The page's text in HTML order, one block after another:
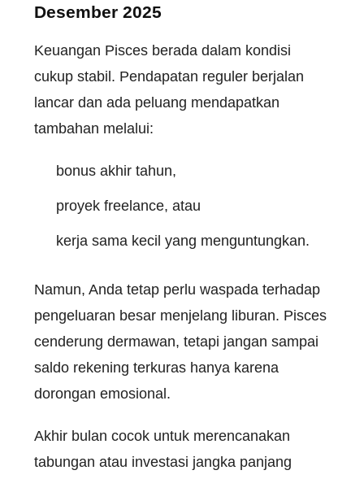
Desember 2025
Keuangan Pisces berada dalam kondisi
cukup stabil. Pendapatan reguler berjalan
lancar dan ada peluang mendapatkan
tambahan melalui:
bonus akhir tahun,
proyek freelance, atau
kerja sama kecil yang menguntungkan.
Namun, Anda tetap perlu waspada terhadap
pengeluaran besar menjelang liburan. Pisces
cenderung dermawan, tetapi jangan sampai
saldo rekening terkuras hanya karena
dorongan emosional.
Akhir bulan cocok untuk merencanakan
tabungan atau investasi jangka panjang